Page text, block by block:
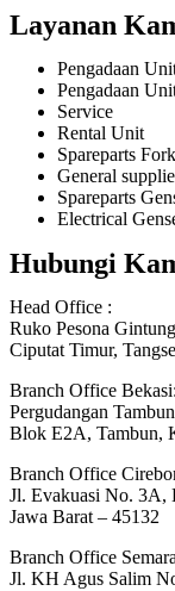
Layanan
Pengadaan
Pengadaan
Service
Rental Unit
Spareparts
General
Spareparts
Electrical
Hubungi
Head Office :
Ruko Pesona
Ciputat Timur,
Branch Office Bekasi:
Pergudangan
Blok E2A, Tambun,
Branch Office
Jl. Evakuasi No. 3A,
Jawa Barat – 45132
Branch Office
Jl. KH Agus Salim